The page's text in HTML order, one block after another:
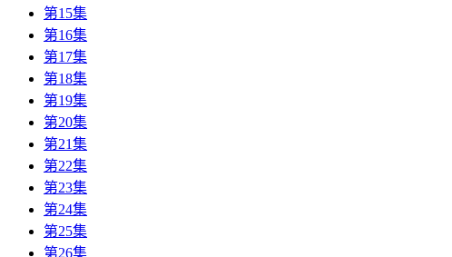
第15集
第16集
第17集
第18集
第19集
第20集
第21集
第22集
第23集
第24集
第25集
第26集